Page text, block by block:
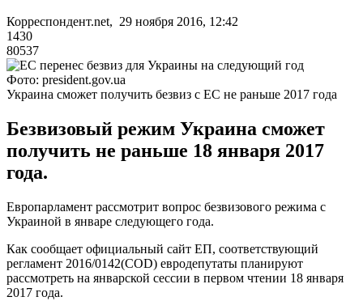
Корреспондент.net, 29 ноября 2016, 12:42
1430
80537
Фото: president.gov.ua
Украина сможет получить безвиз с ЕС не раньше 2017 года
Безвизовый режим Украина сможет
получить не раньше 18 января 2017
года.
Европарламент рассмотрит вопрос безвизового режима с
Украиной в январе следующего года.
Как сообщает официальный сайт ЕП, соответствующий
регламент 2016/0142(COD) евродепутаты планируют
рассмотреть на январской сессии в первом чтении 18 января
2017 года.